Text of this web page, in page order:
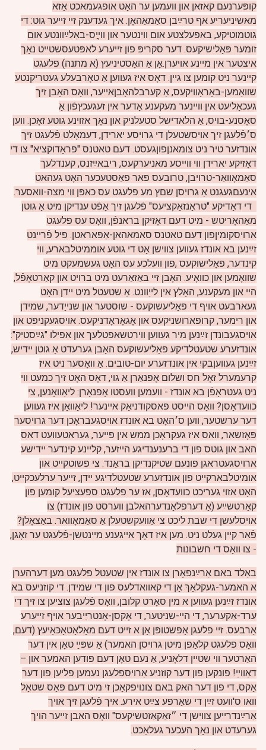
קופּערנעם קאזאן און וועמען ער האָט אופגעמאכט אַזא
מאשיניעריע אף טרײַבן סאַמאַהאָן. איך געדענק זיי זייער גוט: די
גוטמוטיקע, באפּעלצטע אום ווינטער און ווײֲס-באַלײַוונטע אום
זומער פּאָלישיקעס. דער סקריפּ פון זייערע לאפּטעסשטייט נאָך
איצטער אין מיינע אויערן.אָן אַ האָסטיניעץ (א מתנה) פלעגט
קיינער ניט קומען צו גיין. דאָס איז געווען אַ טאָרבעלע געטריקנטע
שוואַמען-באָראָוויקעס, אַ קערבלהאָבןאייער, וואָס האָבן זיך
געכאָליעט אין וויינער מעקענע אָדער אין זעגעכץפֿון אַ
סאָסנע-בויס, אַ הלאדישל סטעלניק און נאָך אזוינע גוטע זאָכן. ווען
ס׳פֿלעגן זיך אויסשטעלן די גרויסע יארידן, דעמאָלט פֿלעגט זיך
אונדזער טיר ניט צומאנןפוןגעסט. דעם טאטנס "פּראָדוקציא" צו די
דאָזיקע יארידן ווי ווייסע מאניערקעס, ריבאײַזנס, קענדלעך
סאַמאָוואַר-טרויבן, טרובעס פאר פאַסטעכער האָט געהאט
אינעםגעגנט אַ גרויסן שםץ מע פלעגט עס כאפּן ווי מצה-וואסער.
די דאַדיקע "טראַנזאַקציעס" פֿלעגן זיך אָפֿט ענדיקן מיט אַ גוטן
מאַהאָריטש - מיט דעם דאָזיקן בראנפֿן, וואָס עס פלעגט
ארויסקומיןפון דעם טאטנס סאמאהאן-אַפּאראטן. פיל פֿריינט
זײַנען בא אונדז געווען צווישן אָט די גוטע אוממיטלבארע, ווי
קינדער, פּאָלישוקעס ,פון וועלכע עס האָט געשמעקט מיט
שוואָמען און כוואָיע. האָבן זיי באַזאַרעט מיט ברויט און קאַרטאָפֿל,
הײ און מעקענע, האָלץ אין לייַוונט. אַ שטעטל מיט יידן האָט
געארבעט אויף די פּאָליעשוקעס - שוסטער און שנייַדער, שמידן
און רימער, קרופּארושניקעס און אָגאָראָדניקעס. אויסגעקניפּט און
אויסגעבונדן זײַנען מיר געווען ווירטשאפטלעך און אפילו "גײַסטיק":
אונדזערע שטעטלדיקע פּאַליעשוקעס האָבן גערעדט אַ גוטן יידיש,
זײַנען געוועןבקיִ אין אונדזערע יום-טובים. אַ וואָסער ניט איז
קרעמערל זאָל חס ושלום אָפּנאַרן אַ גוי, דאָס האָט זיך כמעט ווי
ניט געטראָפֿן בא אונדז - וועמען וועסטו אָפנאָרן: ליאַוואָנען, צי
כוועדאָסן? וואָס הייסט פּאסקודניאַק איינער! ליאַוואָן איז געווען
דער ערשטער, ווען ס׳האָט בא אונדז אויסגעבראָכן דער גרויסער
פּאָזשאר, וואס איז געקראָכן ממש אין פייער, געראטעוועט דאס
האב און גוטס פון די ברענענדיגע הייזער, קליינע קינדער יידישע
ארויסגעטראגן פונעם שטיקנדיקן בראַנד. צי פשוטקייט און
אומיטלבארקייט פון אונדזערע שטעטלדיגע יידן, זייער ערלעכקייט,
האָט אזוי געריכט כוועדאָסן, אז ער פלעגט ספעציעל קומען פון
קאַרטשײַע (אַ דערפלאָנדערהאלבן ווערסט פון אונדז) צו
אויסלעשן די שבת ליכט צי אַוועקשטעלן אַ סאַמאָוואר. באַצאָלן?
פֿאר קיין געלט ניט. מען איז דאָך אייגענע מיינטשן-פֿלעגט ער זאָגן,
- צו וואָס די חשבונות
באַלד באם אַרײַנפאָרן צו אונדז אין שטעטל פלעגט מען דערהערן
א האמער-געקלאַךּ אָן די קאוואדלעס פון די שמידן. די קוזניעס בא
אונדז זײַנען געווען א מין סאָרט קלובן, וואָס פֿלעגן צוציען צו זיך די
ערד-אַקערער, די הײ-שניטער, די אָקסן-אָנטריַיבער אויף זייערע
אַרבעס. זיי פלעגן אָפּשטופּן אָן א זייט דעם מאָלאָטאָכּאַיעץ (דעם,
וואָס פלעגט קלאַפן מיטן גרויסן האמער) אַ שפּײַ טאָן אין דער
האַרטער ווי שטיין דלאָניע, אַ נעם טאָן דעם פּודען האמער און –
דאַווײַ! פונקען פון דער קוזניע אַרויספלעגן נעמען פליען פון דער
אַקס, די פון דער האק באם צונויפקאָכן זי מיט דעם פּאַס שטאָל
וואו ס'וועט זײַן די שאַרפע צײַט אירע. איך פֿלעגן זיך אויך
אַרײַנדרייען צווישן די ״זאַקאַזטשיקעס" וואָס האבן זייער הויך
גערעדט און נאָך העכער געלאַכט.